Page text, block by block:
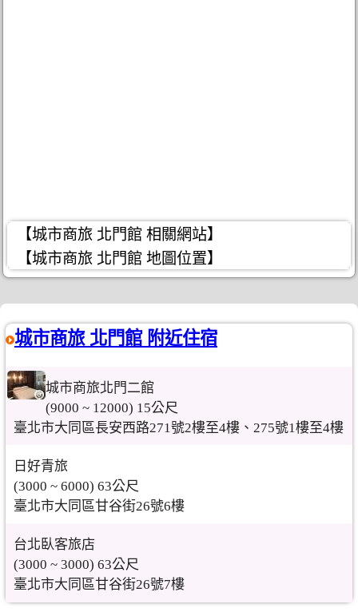
【城市商旅 北門館 相關網站】
【城市商旅 北門館 地圖位置】
城市商旅 北門館 附近住宿
城市商旅北門二館
(9000 ~ 12000) 15公尺
臺北市大同區長安西路271號2樓至4樓、275號1樓至4樓
日好青旅
(3000 ~ 6000) 63公尺
臺北市大同區甘谷街26號6樓
台北臥客旅店
(3000 ~ 3000) 63公尺
臺北市大同區甘谷街26號7樓